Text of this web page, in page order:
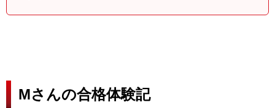
Mさんの合格体験記